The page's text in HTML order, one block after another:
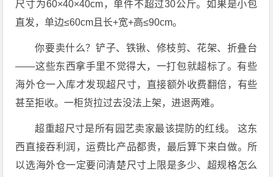
尺寸为60×40×40cm，单件不超过30公斤。如果是小包
直发，单边≤60cm且长+宽+高≤90cm。
你要卖什么？铲子、铁锹、修枝剪、花架、折叠台
——这些东西拿手里不觉得大，一打包就超标了。有些
海外仓一入库才发现超尺寸，直接额外收费翻倍，有些
甚至拒收。一柜货拉过去没法上架，进退两难。
超重超尺寸是所有园艺卖家最该提防的红线。 这东
西直接吞利润，运费比产品都贵，最后算下来白做。所
以选海外仓一定要问清楚尺寸上限是多少、超规格怎么